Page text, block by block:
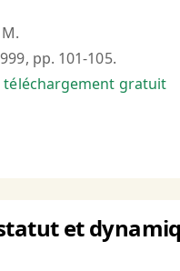
pp. 101-105.
téléchargement gratuit
et